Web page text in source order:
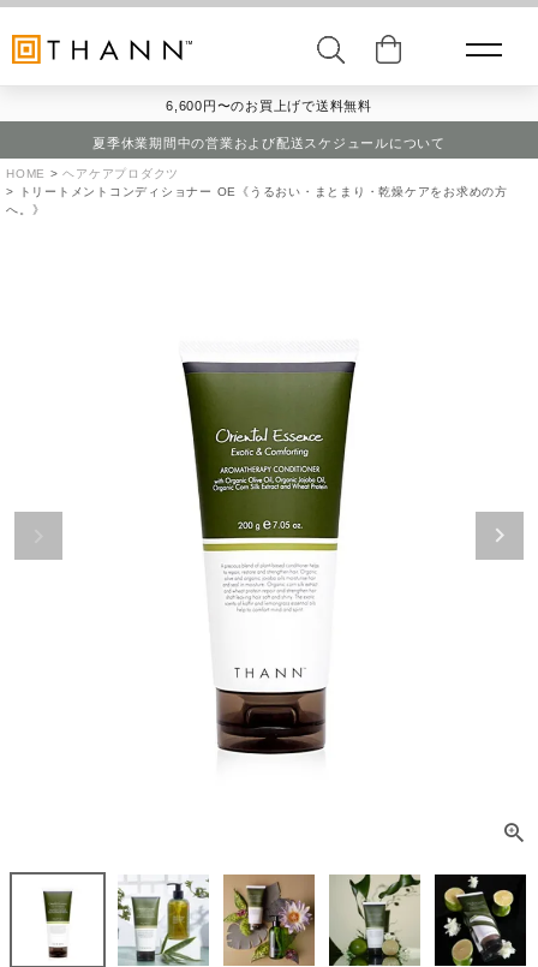
6,600円〜のお買上げで送料無料
夏季休業期間中の営業および配送スケジュールについて
HOME
ヘアケアプロダクツ
トリートメントコンディショナー OE《うるおい・まとまり・乾燥ケアをお求めの方
へ。》